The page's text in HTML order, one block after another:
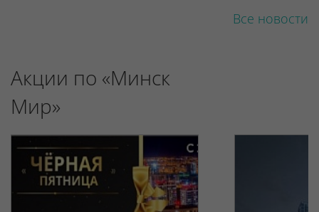
Все новости
Акции по «Минск
Мир»